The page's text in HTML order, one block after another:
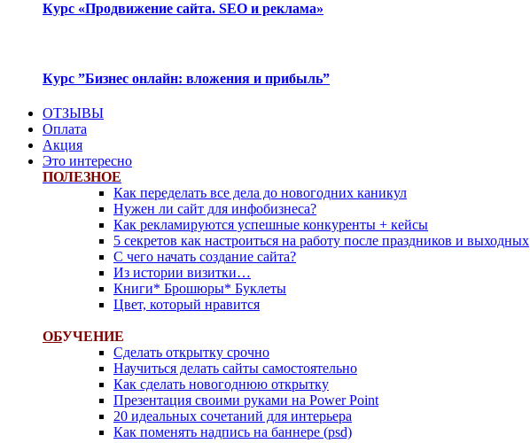
Курс «Продвижение сайта. SEO и реклама»
Курс ”Бизнес онлайн: вложения и прибыль”
ОТЗЫВЫ
Оплата
Акция
Это интересно
ПОЛЕЗНОЕ
Как переделать все дела до новогодних каникул
Нужен ли сайт для инфобизнеса?
Как рекламируются успешные конкуренты + кейсы
5 секретов как настроиться на работу после праздников и выходных
С чего начать создание сайта?
Из истории визитки…
Книги* Брошюры* Буклеты
Цвет, который нравится
ОБУЧЕНИЕ
Сделать открытку срочно
Научиться делать сайты самостоятельно
Как сделать новогоднюю открытку
Презентация своими руками на Power Point
20 идеальных сочетаний для интерьера
Как поменять надпись на баннере (psd)